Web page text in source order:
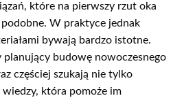
które na pierwszy rzut oka
W praktyce jednak
bywają bardzo istotne.
planujący budowę nowoczesnego
częściej szukają nie tylko
która pomoże im